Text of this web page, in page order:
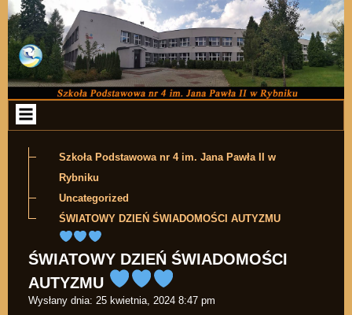
Przejdź do zawartości
Szkoła Podstawowa nr 4 im. Jana Pawła II w
Rybniku
Uncategorized
ŚWIATOWY DZIEŃ ŚWIADOMOŚCI AUTYZMU
ŚWIATOWY DZIEŃ ŚWIADOMOŚCI
AUTYZMU
Wysłany dnia: 25 kwietnia, 2024 8:47 pm